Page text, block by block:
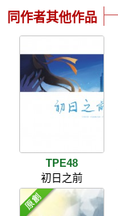
同作者其他作品
TPE48
初日之前